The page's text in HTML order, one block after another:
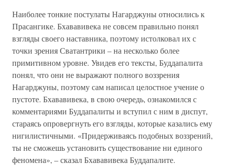
Наиболее тонкие постулаты Нагарджуны относились к
Прасангике. Бхававивека не совсем правильно понял
взгляды своего наставника, поэтому истолковал их с
точки зрения Сватантрики – на несколько более
примитивном уровне. Увидев его тексты, Буддапалита
понял, что они не выражают полного воззрения
Нагарджуны, поэтому сам написал целостное учение о
пустоте. Бхававивека, в свою очередь, ознакомился с
комментариями Буддапалиты и вступил с ним в диспут,
стараясь опровергнуть его взгляды, которые казались ему
нигилистичными. «Придерживаясь подобных воззрений,
ты не сможешь установить существование ни единого
феномена», – сказал Бхававивека Буддапалите.